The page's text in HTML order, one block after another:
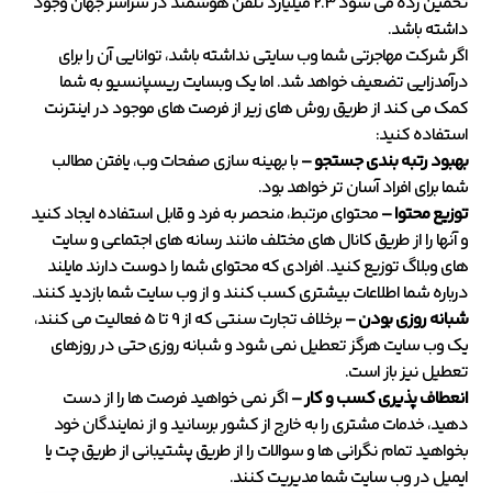
داشته باشد.
اگر شرکت مهاجرتی شما وب سایتی نداشته باشد، توانایی آن را برای
درآمدزایی تضعیف خواهد شد. اما یک وبسایت ریسپانسیو به شما
کمک می کند از طریق روش های زیر از فرصت های موجود در اینترنت
استفاده کنید:
بهبود رتبه بندی جستجو –با بهینه سازی صفحات وب، یافتن مطالب
شما برای افراد آسان تر خواهد بود.
توزیع محتوا –محتوای مرتبط، منحصر به فرد و قابل استفاده ایجاد کنید
و آنها را از طریق کانال های مختلف مانند رسانه های اجتماعی و سایت
های وبلاگ توزیع کنید. افرادی که محتوای شما را دوست دارند مایلند
درباره شما اطلاعات بیشتری کسب کنند و از وب سایت شما بازدید کنند.
شبانه روزی بودن –
برخلاف تجارت سنتی که از 9 تا 5 فعالیت می کنند،
یک وب سایت هرگز تعطیل نمی شود و شبانه روزی حتی در روزهای
تعطیل نیز باز است.
انعطاف پذیری کسب و کار –اگر نمی خواهید فرصت ها را از دست
دهید، خدمات مشتری را به خارج از کشور برسانید و از نمایندگان خود
بخواهید تمام نگرانی ها و سوالات را از طریق پشتیبانی از طریق چت یا
ایمیل در وب سایت شما مدیریت کنند.